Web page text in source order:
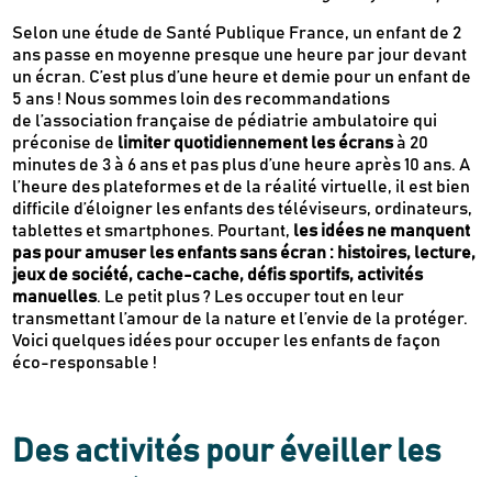
Selon une étude de Santé Publique France, un enfant de 2
ans passe en moyenne presque une heure par jour devant
un écran. C’est plus d’une heure et demie pour un enfant de
5 ans ! Nous sommes loin des recommandations
de l’association française de pédiatrie ambulatoire qui
préconise de limiter quotidiennement les écransà 20
minutes de 3 à 6 ans et pas plus d’une heure après 10 ans. A
l’heure des plateformes et de la réalité virtuelle, il est bien
difficile d’éloigner les enfants des téléviseurs, ordinateurs,
tablettes et smartphones. Pourtant, les idées ne manquent
pas pour amuser les enfants sans écran : histoires, lecture,
jeux de société, cache-cache, défis sportifs, activités
manuelles. Le petit plus ? Les occuper tout en leur
transmettant l’amour de la nature et l’envie de la protéger.
Voici quelques idées pour occuper les enfants de façon
éco-responsable !
Des activités pour éveiller les